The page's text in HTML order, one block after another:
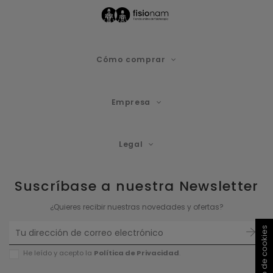
Cómo comprar
Empresa
Legal
Suscríbase a nuestra Newsletter
¿Quieres recibir nuestras novedades y ofertas?
He leído y acepto la Política de Privacidad.